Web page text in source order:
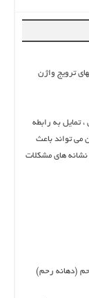
ترویج واژن
تمایل به رابطه
می تواند باعث
نشانه های مشکلات
(دهانه رحم)